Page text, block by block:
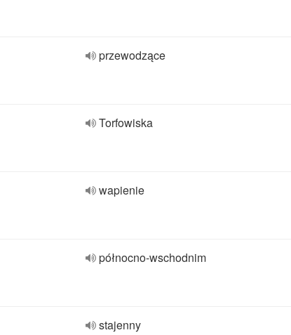
przewodzące
Torfowiska
wapienie
północno-wschodnim
stajenny